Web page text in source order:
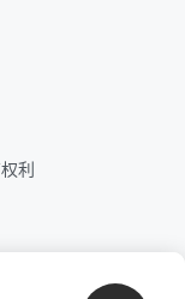
利